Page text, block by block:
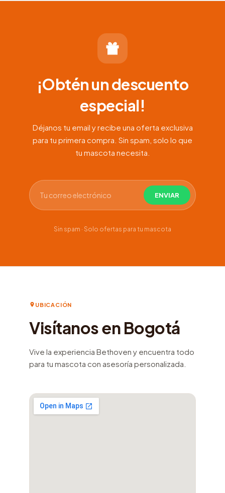
¡Obtén un descuento
especial!
Déjanos tu email y recibe una oferta exclusiva
para tu primera compra. Sin spam, solo lo que
tu mascota necesita.
Sin spam · Solo ofertas para tu mascota
UBICACIÓN
Visítanos en Bogotá
Vive la experiencia Bethoven y encuentra todo
para tu mascota con asesoría personalizada.